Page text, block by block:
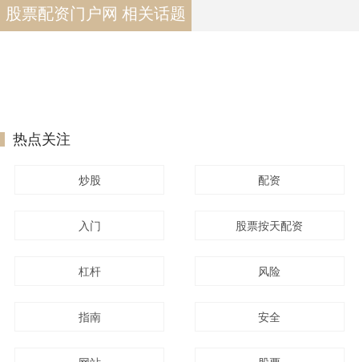
股票配资门户网 相关话题
热点关注
炒股 配资
入门 股票按天配资
杠杆 风险
指南 安全